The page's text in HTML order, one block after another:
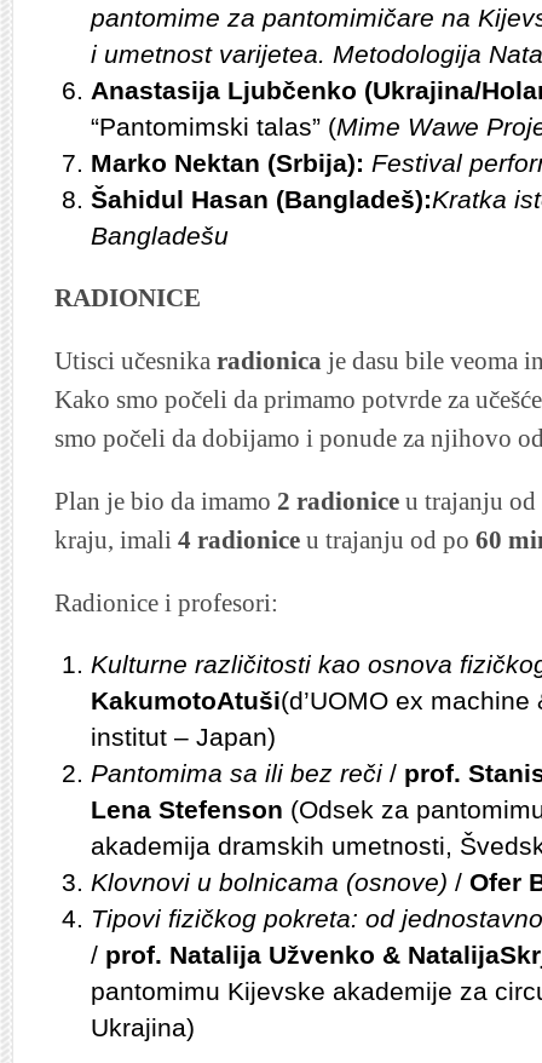
pantomime za pantomimičare na
i umetnost varijetea. Metodologija
Anastasija Ljubčenko (Ukrajina/
“Pantomimski talas” (Mime Wawe
Marko Nektan (Srbija): Festival
Šahidul Hasan (Bangladeš):Kratka
Bangladešu
RADIONICE
Utisci učesnika radionica je dasu bile veoma
Kako smo počeli da primamo potvrde za
smo počeli da dobijamo i ponude za njihovo
Plan je bio da imamo 2 radionice u trajanju
kraju, imali 4 radionice u trajanju od po 60
Radionice i profesori:
Kulturne različitosti kao osnova
KakumotoAtuši(d’UOMO ex
institut – Japan)
Pantomima sa ili bez reči / prof.
Lena Stefenson (Odsek za
akademija dramskih umetnosti,
Klovnovi u bolnicama (osnove) / Ofer
Tipovi fizičkog pokreta: od
/ prof. Natalija Užvenko &
pantomimu Kijevske akademije za
Ukrajina)